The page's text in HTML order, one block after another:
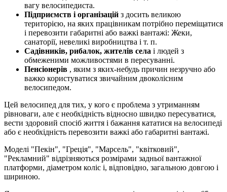
вагу велосипедиста.
Підприємств і організацій з досить великою
територією, на яких працівникам потрібно переміщатися
і перевозити габаритні або важкі вантажі: Жеки,
санаторії, невеликі виробництва і т. п.
Садівників, рибалок, жителів села і людей з
обмеженими можливостями в пересуванні.
Пенсіонерів , яким з яких-небудь причин незручно або
важко користуватися звичайним двоколісним
велосипедом.
Цей велосипед для тих, у кого є проблема з утриманням
рівноваги, але є необхідність відносно швидко пересуватися,
вести здоровий спосіб життя і бажання кататися на велосипеді
або є необхідність перевозити важкі або габаритні вантажі.
Моделі "Пекін", "Греція", "Марсель", "квітковий",
"Рекламний" відрізняються розмірами задньої вантажної
платформи, діаметром коліс і, відповідно, загальною довгою і
шириною.